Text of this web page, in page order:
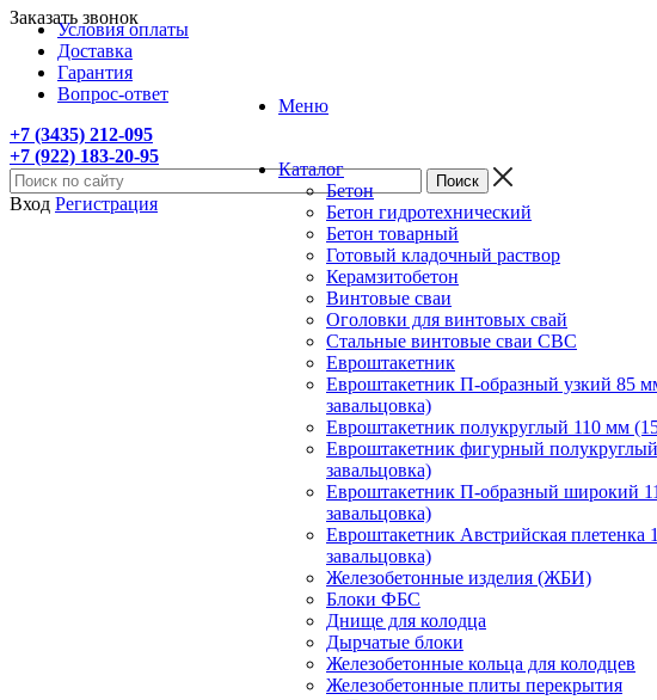
Условия оплаты
Доставка
Гарантия
Вопрос-ответ
+7 (3435) 212-095
+7 (922) 183-20-95
Заказать звонок
Вход Регистрация
Меню
Каталог
Бетон
Бетон гидротехнический
Бетон товарный
Готовый кладочный раствор
Керамзитобетон
Винтовые сваи
Оголовки для винтовых свай
Стальные винтовые сваи СВС
Евроштакетник
Евроштакетник П-образный узкий 85
завальцовка)
Евроштакетник полукруглый 110 мм
Евроштакетник фигурный
завальцовка)
Евроштакетник П-образный широкий
завальцовка)
Евроштакетник Австрийская плетенка
завальцовка)
Железобетонные изделия (ЖБИ)
Блоки ФБС
Днище для колодца
Дырчатые блоки
Железобетонные кольца для колодцев
Железобетонные плиты перекрытия